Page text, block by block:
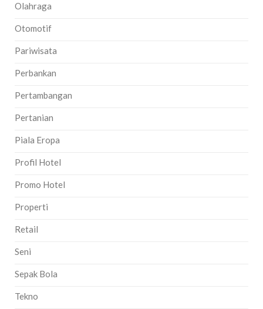
Olahraga
Otomotif
Pariwisata
Perbankan
Pertambangan
Pertanian
Piala Eropa
Profil Hotel
Promo Hotel
Properti
Retail
Seni
Sepak Bola
Tekno